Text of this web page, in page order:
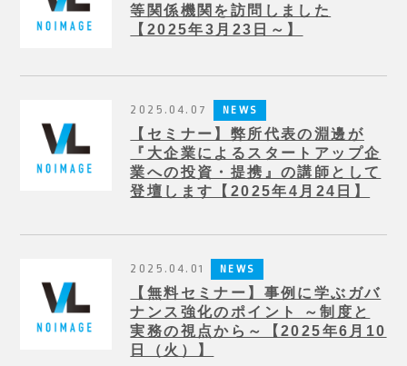
等関係機関を訪問しました
【2025年3月23日～】
2025.04.07 NEWS
【セミナー】弊所代表の淵邊が
『大企業によるスタートアップ企
業への投資・提携』の講師として
登壇します【2025年4月24日】
2025.04.01 NEWS
【無料セミナー】事例に学ぶガバ
ナンス強化のポイント ～制度と
実務の視点から～【2025年6月10
日（火）】